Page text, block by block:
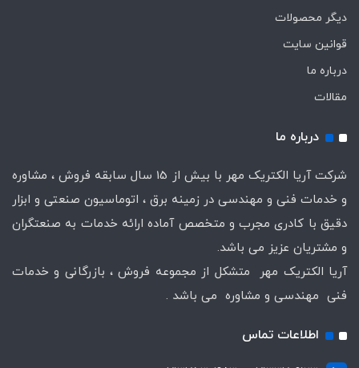
دیگر محصولات
قوانین سایت
درباره ما
مقالات
درباره ما
شرکت آریا الکتریک مهر با بیش از 15 سال سابقه فروش ، مشاوره
و خدمات فنی و مهندسی در زمینه برق ، اتوماسیون صنعتی و ابزار
دقیق با کادری مجرب و متخصص آماده ارائه خدمات به صنعتگران
و مشتریان عزیز می باشد.
آریا الکتریک مهر متشکل از مجموعه فروش ، بازرگانی و خدمات
فنی مهندسی و مشاوره می باشد .
اطلاعات تماس